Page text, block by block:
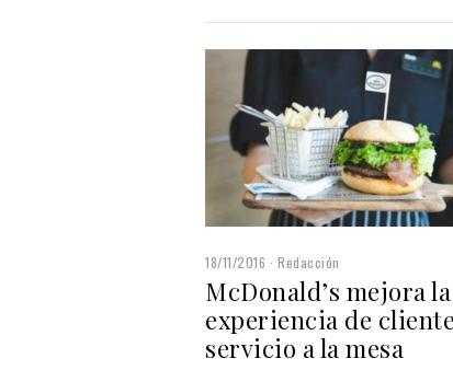
18/11/2016 Redacción
McDonald’s mejora la
experiencia de
servicio a la mesa